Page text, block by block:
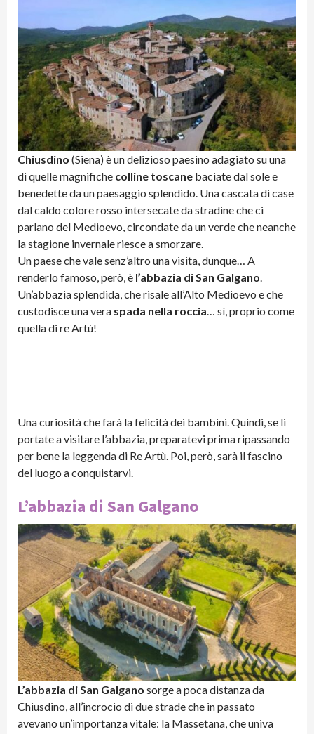
Chiusdino (Siena) è un delizioso paesino adagiato su una
di quelle magnifiche colline toscane baciate dal sole e
benedette da un paesaggio splendido. Una cascata di case
dal caldo colore rosso intersecate da stradine che ci
parlano del Medioevo, circondate da un verde che neanche
la stagione invernale riesce a smorzare.
Un paese che vale senz’altro una visita, dunque… A
renderlo famoso, però, è l’abbazia di San Galgano.
Un’abbazia splendida, che risale all’Alto Medioevo e che
custodisce una vera spada nella roccia… sì, proprio come
quella di re Artù!
Una curiosità che farà la felicità dei bambini. Quindi, se li
portate a visitare l’abbazia, preparatevi prima ripassando
per bene la leggenda di Re Artù. Poi, però, sarà il fascino
del luogo a conquistarvi.
L’abbazia di San Galgano
L’abbazia di San Galgano sorge a poca distanza da
Chiusdino, all’incrocio di due strade che in passato
avevano un’importanza vitale: la Massetana, che univa